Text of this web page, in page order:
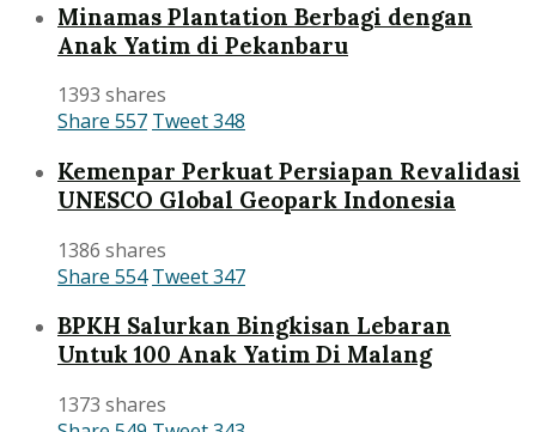
Minamas Plantation Berbagi dengan
Anak Yatim di Pekanbaru
1393 shares
Share 557 Tweet348
Kemenpar Perkuat Persiapan Revalidasi
UNESCO Global Geopark Indonesia
1386 shares
Share 554 Tweet347
BPKH Salurkan Bingkisan Lebaran
Untuk 100 Anak Yatim Di Malang
1373 shares